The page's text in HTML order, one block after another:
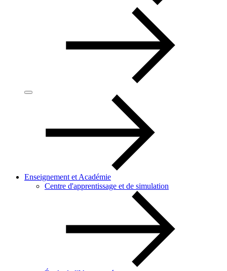
Enseignement et Académie
Centre d'apprentissage et de simulation